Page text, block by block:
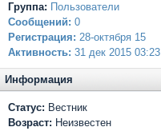
Группа: Пользователи
Сообщений: 0
Регистрация: 28-октября 15
Активность: 31 дек 2015 03:23
Информация
Статус: Вестник
Возраст: Неизвестен